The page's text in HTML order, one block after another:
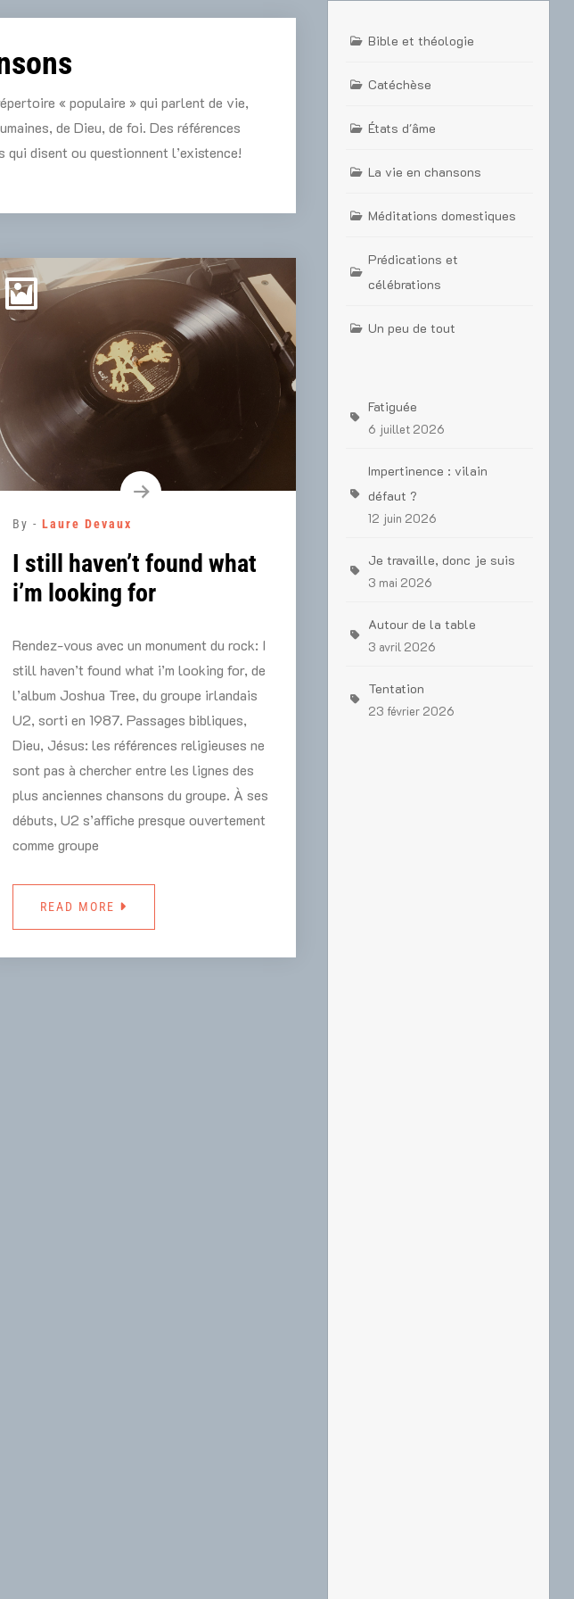
« populaire » qui parlent de vie,
de Dieu, de foi. Des références
disent ou questionnent l’existence!
By - Laure Devaux
I still haven’t found what
i’m looking for
Rendez-vous avec un monument du rock: I
still haven’t found what i’m looking for, de
l’album Joshua Tree, du groupe irlandais
U2, sorti en 1987. Passages bibliques,
Dieu, Jésus: les références religieuses ne
sont pas à chercher entre les lignes des
plus anciennes chansons du groupe. À ses
débuts, U2 s’affiche presque ouvertement
comme groupe
READ MORE
Bible et théologie
Catéchèse
États d'âme
La vie en chansons
Méditations domestiques
Prédications et
célébrations
Un peu de tout
Fatiguée
6 juillet 2026
Impertinence : vilain
défaut ?
12 juin 2026
Je travaille, donc je suis
3 mai 2026
Autour de la table
3 avril 2026
Tentation
23 février 2026